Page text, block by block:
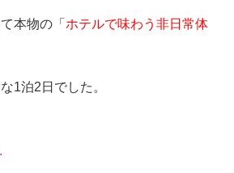
本物の「 ホテルで味わう非日常体
1泊2日でした。